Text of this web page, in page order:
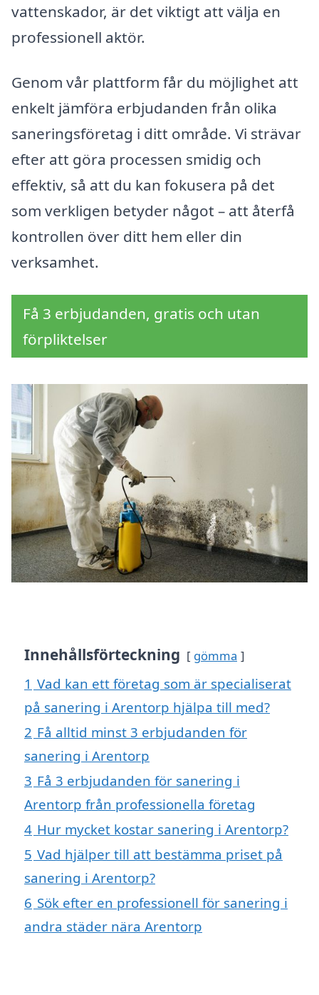
vattenskador, är det viktigt att välja en
professionell aktör.
Genom vår plattform får du möjlighet att
enkelt jämföra erbjudanden från olika
saneringsföretag i ditt område. Vi strävar
efter att göra processen smidig och
effektiv, så att du kan fokusera på det
som verkligen betyder något – att återfå
kontrollen över ditt hem eller din
verksamhet.
Få 3 erbjudanden, gratis och utan
förpliktelser
Innehållsförteckning gömma
1 Vad kan ett företag som är specialiserat
på sanering i Arentorp hjälpa till med?
2 Få alltid minst 3 erbjudanden för
sanering i Arentorp
3 Få 3 erbjudanden för sanering i
Arentorp från professionella företag
4 Hur mycket kostar sanering i Arentorp?
5 Vad hjälper till att bestämma priset på
sanering i Arentorp?
6 Sök efter en professionell för sanering i
andra städer nära Arentorp